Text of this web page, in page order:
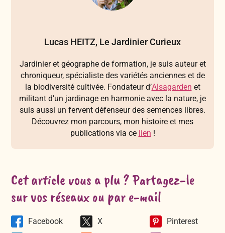
Lucas HEITZ, Le Jardinier Curieux
Jardinier et géographe de formation, je suis auteur et
chroniqueur, spécialiste des variétés anciennes et de
la biodiversité cultivée. Fondateur d’Alsagarden et
militant d’un jardinage en harmonie avec la nature, je
suis aussi un fervent défenseur des semences libres.
Découvrez mon parcours, mon histoire et mes
publications via ce lien !
Cet article vous a plu ? Partagez-le
sur vos réseaux ou par e-mail
Facebook X
Pinterest